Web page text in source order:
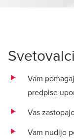
Vam
predpise
Vas
Vam nudijo